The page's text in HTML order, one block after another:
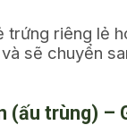
trứng riêng lẻ
sẽ chuyển
(ấu trùng) –